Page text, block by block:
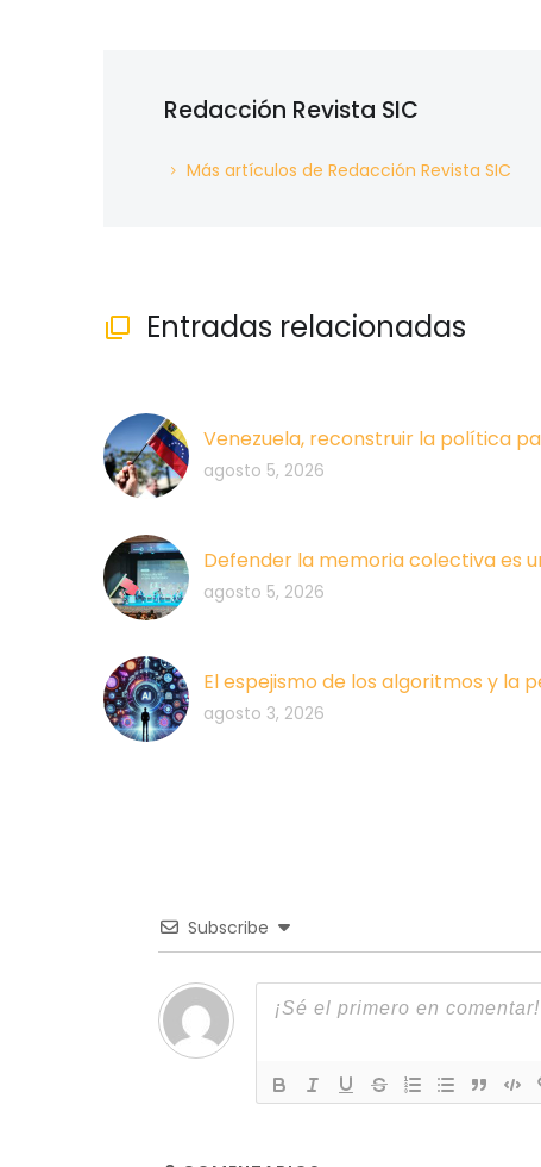
Redacción Revista SIC
Más artículos de Redacción Revista SIC
 Entradas relacionadas
Venezuela, reconstruir la política
agosto 5, 2026
Defender la memoria colectiva es
agosto 5, 2026
El espejismo de los algoritmos y la
agosto 3, 2026
Subscribe